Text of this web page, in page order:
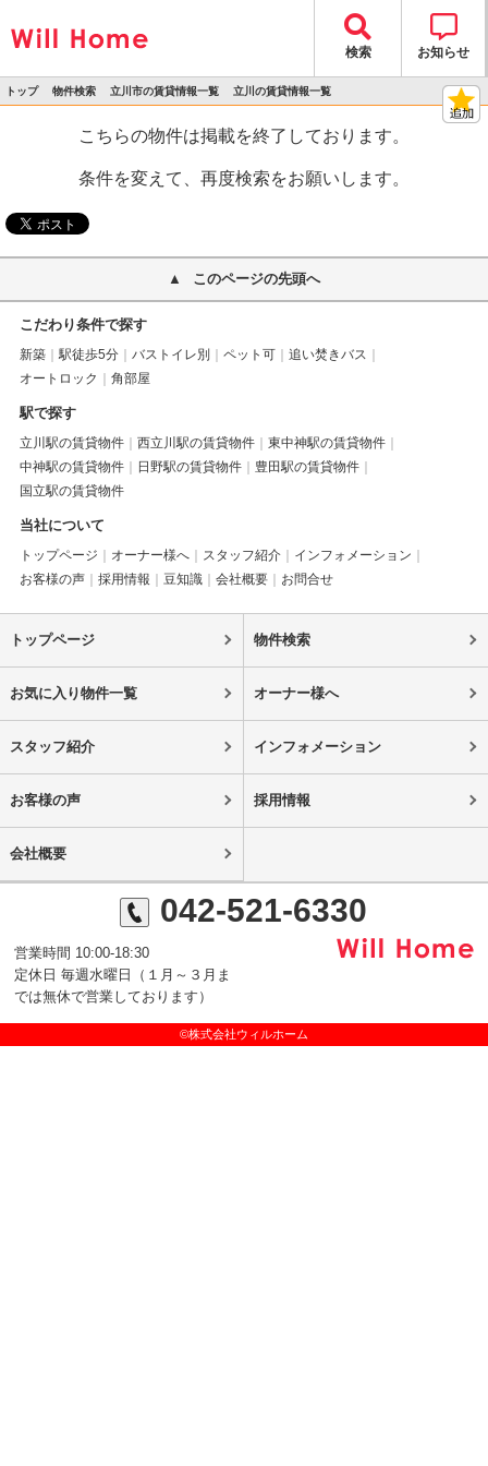
検索 お知らせ
トップ 物件検索 立川市の賃貸情報一覧 立川の賃貸情報一覧
こちらの物件は掲載を終了しております。
条件を変えて、再度検索をお願いします。
このページの先頭へ
こだわり条件で探す
新築 駅徒歩5分 バストイレ別 ペット可
追い焚きバス
オートロック
角部屋
駅で探す
立川駅の賃貸物件 西立川駅の賃貸物件
東中神駅の賃貸物件
中神駅の賃貸物件
日野駅の賃貸物件
豊田駅の賃貸物件
国立駅の賃貸物件
当社について
トップページ オーナー様へ スタッフ紹介
インフォメーション
お客様の声
採用情報 豆知識 会社概要 お問合せ
トップページ 物件検索
お気に入り物件一覧 オーナー様へ
スタッフ紹介 インフォメーション
お客様の声 採用情報
会社概要
042-521-6330
営業時間 10:00-18:30
定休日 毎週水曜日（１月～３月ま
では無休で営業しております）
©株式会社ウィルホーム